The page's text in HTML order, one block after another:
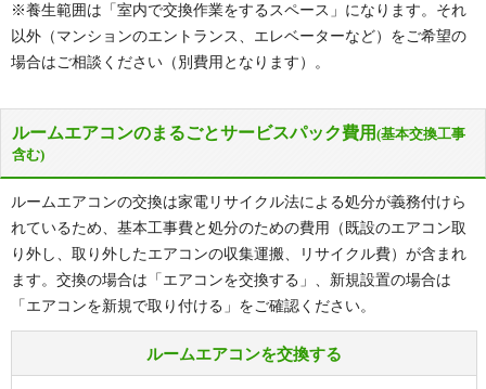
※養生範囲は「室内で交換作業をするスペース」になります。それ
以外（マンションのエントランス、エレベーターなど）をご希望の
場合はご相談ください（別費用となります）。
ルームエアコンのまるごとサービスパック費用 (基本交換工事
含む)
ルームエアコンの交換は家電リサイクル法による処分が義務付けら
れているため、基本工事費と処分のための費用（既設のエアコン取
り外し、取り外したエアコンの収集運搬、リサイクル費）が含まれ
ます。交換の場合は「エアコンを交換する」、新規設置の場合は
「エアコンを新規で取り付ける」をご確認ください。
ルームエアコンを交換する